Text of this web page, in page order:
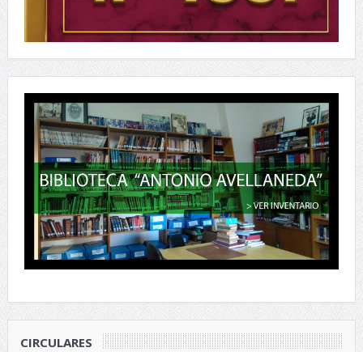
CIRCULARES